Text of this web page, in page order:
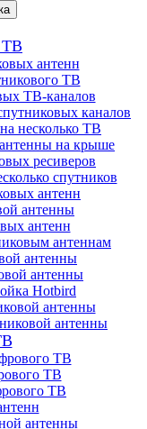
ТВ
антенн
ТВ
ТВ-каналов
каналов
несколько ТВ
на крыше
ресиверов
спутников
антенн
антенны
антенн
антеннам
антенны
антенны
Hotbird
антенны
антенны
ТВ
ТВ
ТВ
антенны